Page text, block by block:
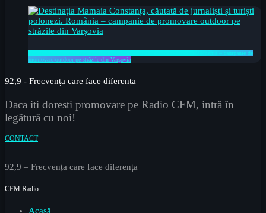
Destinația Mamaia Constanța, căutată de jurnaliști și turiști polonezi. România – campanie de
promovare outdoor pe străzile din Varșovia
92,9 - Frecvența care face diferența
Daca iti doresti promovare pe Radio CFM, intră în
legătură cu noi!
CONTACT
92,9 – Frecvența care face diferența
CFM Radio
Acasă